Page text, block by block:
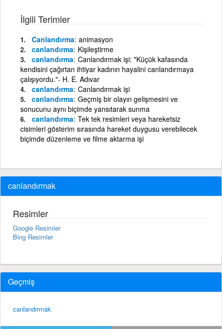
İlgili Terimler
Canlandırma animasyon
canlandırma Kişileştirme
canlandırma Canlandırmak işi: "Küçük kafasında
kendisini çağırtan ihtiyar kadının hayalini canlandırmaya
çalışıyordu."- H. E. Adıvar
canlandırma Canlandırmak işi
canlandırma Geçmiş bir olayın gelişmesini ve
sonucunu aynı biçimde yansıtarak sunma
canlandırma Tek tek resimleri veya hareketsiz
cisimleri gösterim sırasında hareket duygusu verebilecek
biçimde düzenleme ve filme aktarma işi
canlandırmak
Resimler
Google Resimler
Bing Resimler
Geçmiş
canlandırmak